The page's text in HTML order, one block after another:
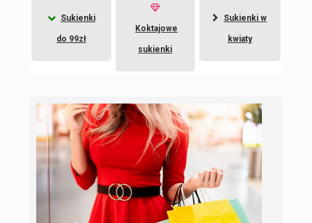
Sukienki
do 99zł
Koktajowe
sukienki
Sukienki w
kwiaty